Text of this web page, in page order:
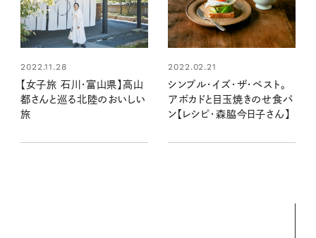
2022.11.28
【女子旅 石川・富山県】高山
都さんと巡る北陸のおいしい
旅
2022.02.21
シンプル・イズ・ザ・ベスト。
アボカドと目玉焼きのせ食パ
ン【レシピ・森脇今日子さん】